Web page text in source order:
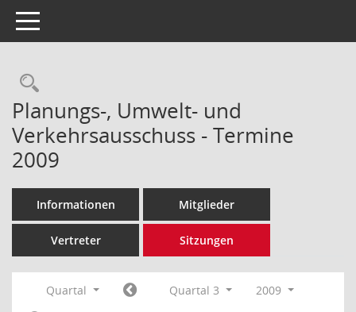
Toggle navigation
Rechercheauswahl
Planungs-, Umwelt- und
Verkehrsausschuss - Termine
2009
Informationen Mitglieder
Vertreter Sitzungen
Quartal Quartal 3
2009